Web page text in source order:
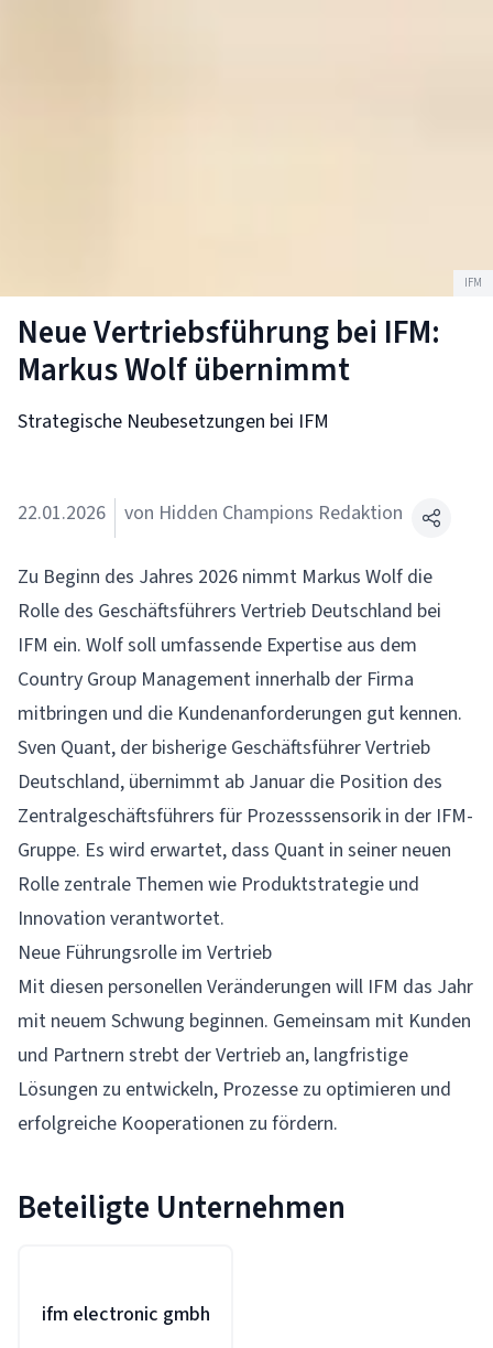
IFM
Neue Vertriebsführung bei IFM:
Markus Wolf übernimmt
Strategische Neubesetzungen bei IFM
22.01.2026 von Hidden Champions Redaktion
Zu Beginn des Jahres 2026 nimmt Markus Wolf die
Rolle des Geschäftsführers Vertrieb Deutschland bei
IFM ein. Wolf soll umfassende Expertise aus dem
Country Group Management innerhalb der Firma
mitbringen und die Kundenanforderungen gut kennen.
Sven Quant, der bisherige Geschäftsführer Vertrieb
Deutschland, übernimmt ab Januar die Position des
Zentralgeschäftsführers für Prozesssensorik in der IFM-
Gruppe. Es wird erwartet, dass Quant in seiner neuen
Rolle zentrale Themen wie Produktstrategie und
Innovation verantwortet.
Neue Führungsrolle im Vertrieb
Mit diesen personellen Veränderungen will IFM das Jahr
mit neuem Schwung beginnen. Gemeinsam mit Kunden
und Partnern strebt der Vertrieb an, langfristige
Lösungen zu entwickeln, Prozesse zu optimieren und
erfolgreiche Kooperationen zu fördern.
Beteiligte Unternehmen
ifm electronic gmbh